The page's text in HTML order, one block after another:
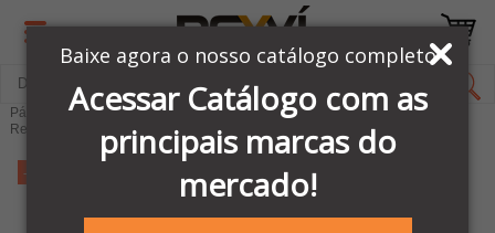
Baixe agora o nosso catálogo completo
Acessar Catálogo com as
principais marcas do
mercado!
Página Inicial LINHA AUTOMAÇÃO SCHNEIDER
Relés
Relé Miniatura de Led
-11%